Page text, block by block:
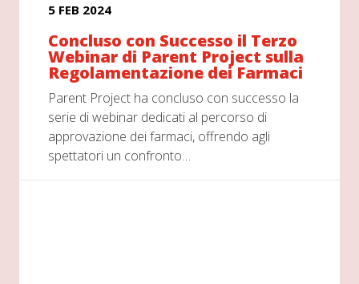
5 FEB 2024
Concluso con Successo il Terzo
Webinar di Parent Project sulla
Regolamentazione dei Farmaci
Parent Project ha concluso con successo la
serie di webinar dedicati al percorso di
approvazione dei farmaci, offrendo agli
spettatori un confronto…